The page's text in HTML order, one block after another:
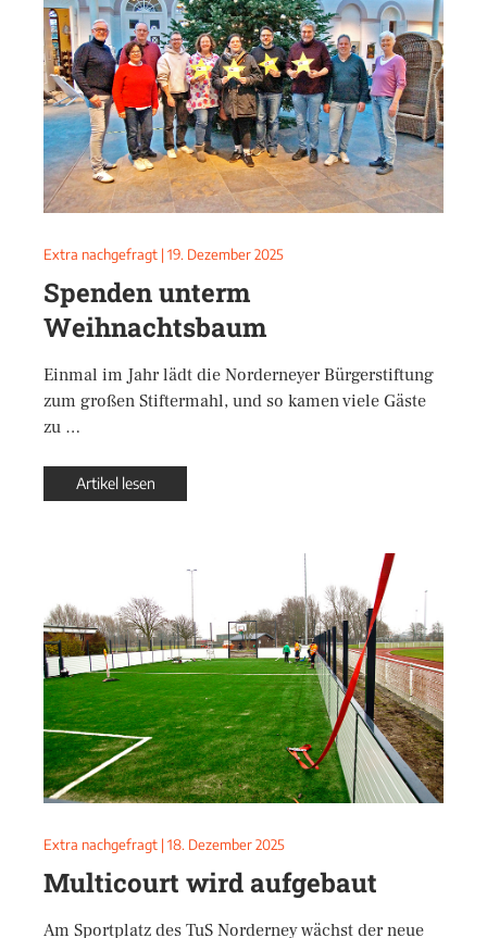
Extra nachgefragt | 19. Dezember 2025
Spenden unterm
Weihnachtsbaum
Einmal im Jahr lädt die Norderneyer Bürgerstiftung
zum großen Stiftermahl, und so kamen viele Gäste
zu …
Artikel lesen
Extra nachgefragt | 18. Dezember 2025
Multicourt wird aufgebaut
Am Sportplatz des TuS Norderney wächst der neue